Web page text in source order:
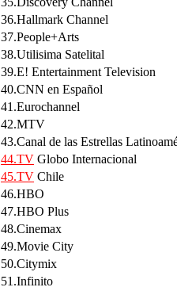
36.Hallmark Channel
37.People+Arts
38.Utilisima Satelital
39.E! Entertainment Television
40.CNN en Español
41.Eurochannel
42.MTV
43.Canal de las Estrellas
44.TV Globo Internacional
45.TV Chile
46.HBO
47.HBO Plus
48.Cinemax
49.Movie City
50.Citymix
51.Infinito